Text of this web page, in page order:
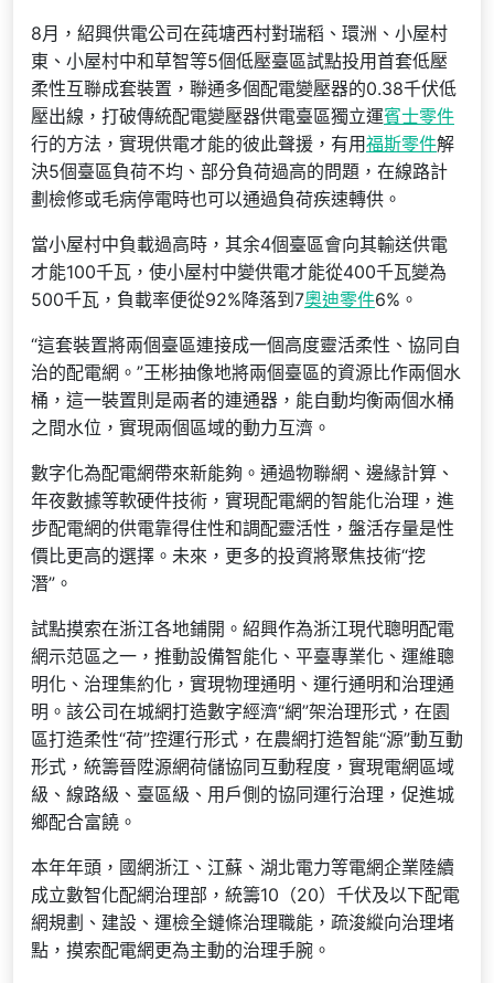
8月，紹興供電公司在莼塘西村對瑞稻、環洲、小屋村
東、小屋村中和草智等5個低壓臺區試點投用首套低壓
柔性互聯成套裝置，聯通多個配電變壓器的0.38千伏低
壓出線，打破傳統配電變壓器供電臺區獨立運賓士零件
行的方法，實現供電才能的彼此聲援，有用福斯零件解
決5個臺區負荷不均、部分負荷過高的問題，在線路計
劃檢修或毛病停電時也可以通過負荷疾速轉供。
當小屋村中負載過高時，其余4個臺區會向其輸送供電
才能100千瓦，使小屋村中變供電才能從400千瓦變為
500千瓦，負載率便從92%降落到7奧迪零件6%。
“這套裝置將兩個臺區連接成一個高度靈活柔性、協同自
治的配電網。”王彬抽像地將兩個臺區的資源比作兩個水
桶，這一裝置則是兩者的連通器，能自動均衡兩個水桶
之間水位，實現兩個區域的動力互濟。
數字化為配電網帶來新能夠。通過物聯網、邊緣計算、
年夜數據等軟硬件技術，實現配電網的智能化治理，進
步配電網的供電靠得住性和調配靈活性，盤活存量是性
價比更高的選擇。未來，更多的投資將聚焦技術“挖
潛”。
試點摸索在浙江各地鋪開。紹興作為浙江現代聰明配電
網示范區之一，推動設備智能化、平臺專業化、運維聰
明化、治理集約化，實現物理通明、運行通明和治理通
明。該公司在城網打造數字經濟“網”架治理形式，在園
區打造柔性“荷”控運行形式，在農網打造智能“源”動互動
形式，統籌晉陞源網荷儲協同互動程度，實現電網區域
級、線路級、臺區級、用戶側的協同運行治理，促進城
鄉配合富饒。
本年年頭，國網浙江、江蘇、湖北電力等電網企業陸續
成立數智化配網治理部，統籌10（20）千伏及以下配電
網規劃、建設、運檢全鏈條治理職能，疏浚縱向治理堵
點，摸索配電網更為主動的治理手腕。